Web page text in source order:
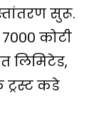
सुरू.
कोटी
लिमिटेड,
कडे